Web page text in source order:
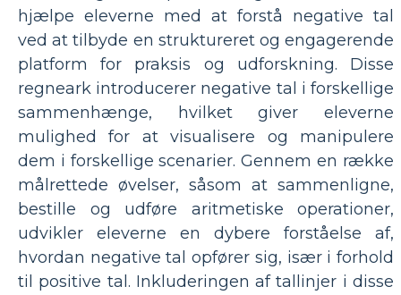
hjælpe eleverne med at forstå negative tal
ved at tilbyde en struktureret og engagerende
platform for praksis og udforskning. Disse
regneark introducerer negative tal i forskellige
sammenhænge, ​​hvilket giver eleverne
mulighed for at visualisere og manipulere
dem i forskellige scenarier. Gennem en række
målrettede øvelser, såsom at sammenligne,
bestille og udføre aritmetiske operationer,
udvikler eleverne en dybere forståelse af,
hvordan negative tal opfører sig, især i forhold
til positive tal. Inkluderingen af ​​tallinjer i disse